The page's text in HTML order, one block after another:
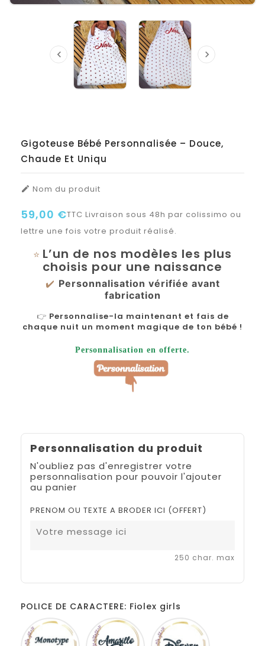
 
Gigoteuse Bébé Personnalisée – Douce,
Chaude Et Uniqu
 Nom du produit
59,00 €TTC Livraison sous 48h par colissimo ou
lettre une fois votre produit réalisé.
⭐ L’un de nos modèles les plus
choisis pour une naissance
✔️ Personnalisation vérifiée avant
fabrication
👉 Personnalise-la maintenant et fais de
chaque nuit un moment magique de ton bébé !
Personnalisation en offerte.
Personnalisation du produit
N'oubliez pas d'enregistrer votre
personnalisation pour pouvoir l'ajouter
au panier
PRENOM OU TEXTE A BRODER ICI (OFFERT)
250 char. max
POLICE DE CARACTERE: Fiolex girls
Monotype
corsiva
Amarillo